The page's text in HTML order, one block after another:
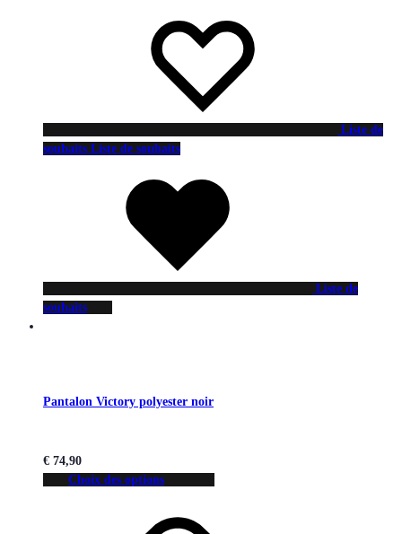
Liste de
souhaits Liste de souhaits
Liste de
souhaits
Pantalon Victory polyester noir
€ 74,90
Choix des options